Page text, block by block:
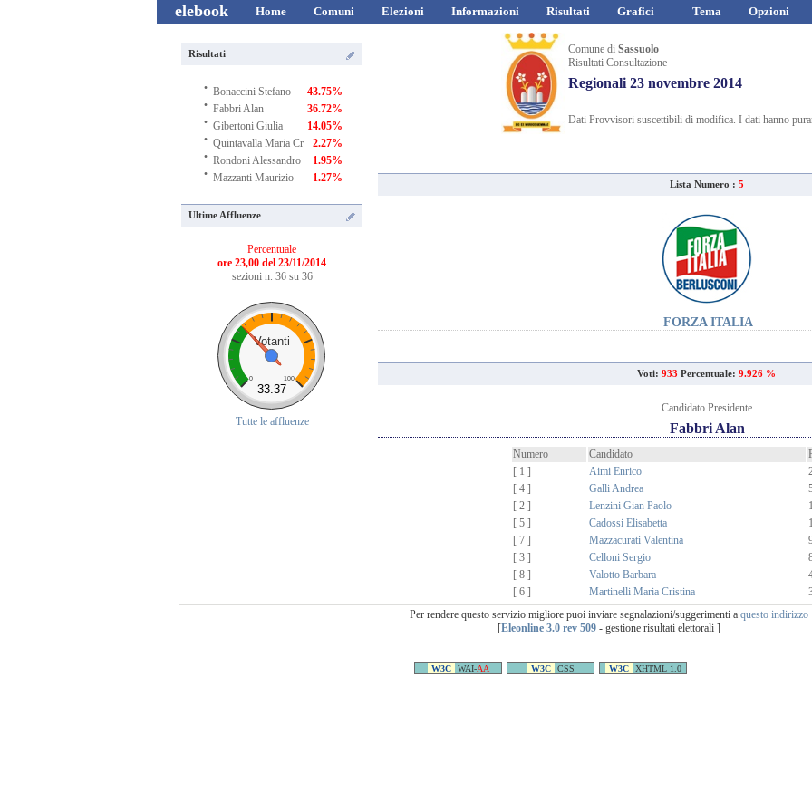
elebook Home Comuni Elezioni Informazioni Risultati Grafici Tema Opzioni
Risultati
· Bonaccini Stefano 43.75%
· Fabbri Alan 36.72%
· Gibertoni Giulia 14.05%
· Quintavalla Maria Cr 2.27%
· Rondoni Alessandro 1.95%
· Mazzanti Maurizio 1.27%
Ultime Affluenze
Percentuale
ore 23,00 del 23/11/2014
sezioni n. 36 su 36
Votanti
0 100
33.37
Tutte le affluenze
Comune di Sassuolo
Risultati Consultazione
Regionali 23 novembre 2014
Dati Provvisori suscettibili di modifica. I dati hanno
Lista Numero : 5
FORZA ITALIA
Voti: 933 Percentuale: 9.926 %
Candidato Presidente
Fabbri Alan
Numero Candidato
[ 1 ]
Aimi Enrico
[ 4 ]
Galli Andrea
[ 2 ]
Lenzini Gian Paolo
[ 5 ]
Cadossi Elisabetta
[ 7 ]
Mazzacurati Valentina
[ 3 ]
Celloni Sergio
[ 8 ]
Valotto Barbara
[ 6 ]
Martinelli Maria Cristina
Per rendere questo servizio migliore puoi inviare segnalazioni/suggerimenti a questo indirizzo
[Eleonline 3.0 rev 509 - gestione risultati elettorali ]
W3C WAI-AA W3C CSS W3C XHTML 1.0